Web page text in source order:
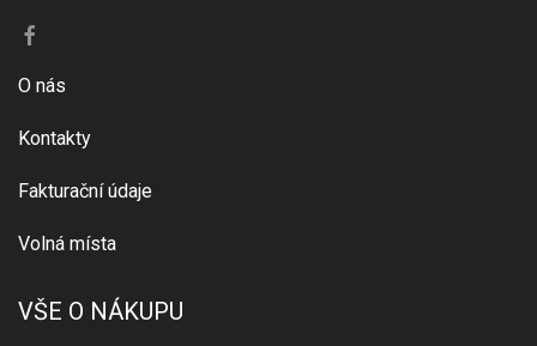
O nás
Kontakty
Fakturační údaje
Volná místa
VŠE O NÁKUPU